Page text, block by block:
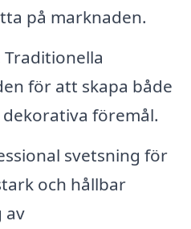
på marknaden.
Traditionella
för att skapa både
föremål.
svetsning för
och hållbar
av